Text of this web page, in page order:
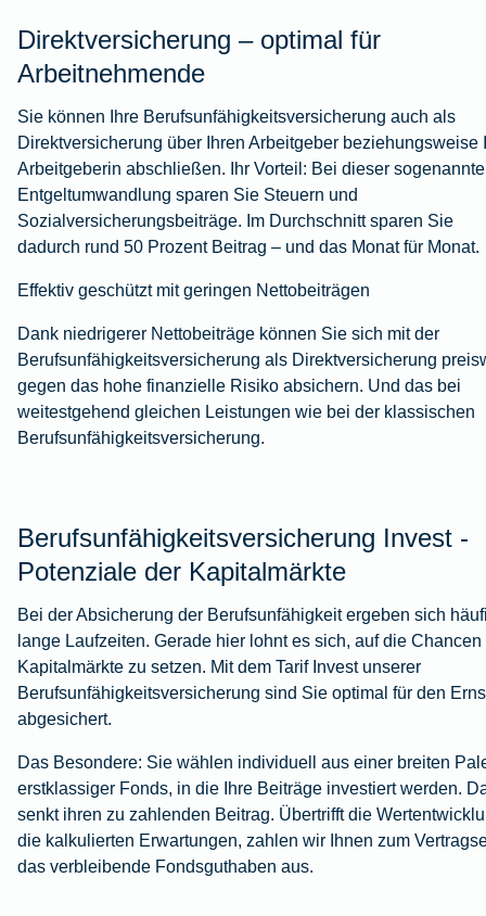
Direktversicherung – optimal für
Arbeitnehmende
Sie können Ihre Berufsunfähigkeitsversicherung auch als
Direktversicherung über Ihren Arbeitgeber beziehungsweise
Arbeitgeberin abschließen. Ihr Vorteil: Bei dieser
Entgeltumwandlung sparen Sie Steuern und
Sozialversicherungsbeiträge. Im Durchschnitt sparen Sie
dadurch rund 50 Prozent Beitrag – und das Monat für Monat.
Effektiv geschützt mit geringen Nettobeiträgen
Dank niedrigerer Nettobeiträge können Sie sich mit der
Berufsunfähigkeitsversicherung als Direktversicherung
gegen das hohe finanzielle Risiko absichern. Und das bei
weitestgehend gleichen Leistungen wie bei der klassischen
Berufsunfähigkeitsversicherung.
Berufsunfähigkeitsversicherung Invest -
Potenziale der Kapitalmärkte
Bei der Absicherung der Berufsunfähigkeit ergeben sich
lange Laufzeiten. Gerade hier lohnt es sich, auf die Chancen
Kapitalmärkte zu setzen. Mit dem Tarif Invest unserer
Berufsunfähigkeitsversicherung sind Sie optimal für den
abgesichert.
Das Besondere: Sie wählen individuell aus einer breiten
erstklassiger Fonds, in die Ihre Beiträge investiert werden.
senkt ihren zu zahlenden Beitrag. Übertrifft die
die kalkulierten Erwartungen, zahlen wir Ihnen zum
das verbleibende Fondsguthaben aus.